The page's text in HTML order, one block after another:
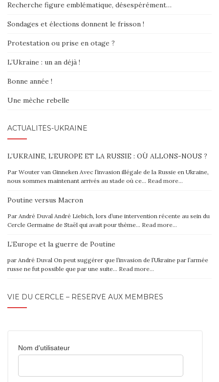
Recherche figure emblématique, désespérément…
Sondages et élections donnent le frisson !
Protestation ou prise en otage ?
L’Ukraine : un an déjà !
Bonne année !
Une mèche rebelle
ACTUALITÉS-UKRAINE
L’UKRAINE, L’EUROPE ET LA RUSSIE : OÙ ALLONS-NOUS ?
Par Wouter van Ginneken Avec l’invasion illégale de la Russie en Ukraine,
nous sommes maintenant arrivés au stade où ce… Read more…
Poutine versus Macron
Par André Duval André Liebich, lors d’une intervention récente au sein du
Cercle Germaine de Staël qui avait pour thème… Read more…
L’Europe et la guerre de Poutine
par André Duval On peut suggérer que l’invasion de l’Ukraine par l’armée
russe ne fut possible que par une suite… Read more…
VIE DU CERCLE – RÉSERVÉ AUX MEMBRES
Nom d'utilisateur